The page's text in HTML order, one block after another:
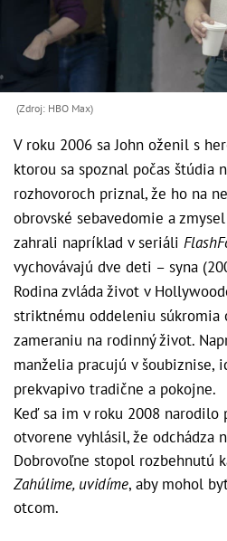
(Zdroj: HBO Max)
V roku 2006 sa John oženil s
ktorou sa spoznal počas štúdia
rozhovoroch priznal, že ho na
obrovské sebavedomie a
zahrali napríklad v seriáli
vychovávajú dve deti – syna
Rodina zvláda život v
striktnému oddeleniu súkromia
zameraniu na rodinný život.
manželia pracujú v šoubiznise,
prekvapivo tradične a pokojne.
Keď sa im v roku 2008 narodilo
otvorene vyhlásil, že odchádza
Dobrovoľne stopol rozbehnutú
Zahúlime, uvidíme, aby mohol
otcom.